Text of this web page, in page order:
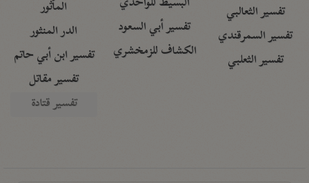
تفسير الثعالبي
تفسير السمرقندي
تفسير الثعلبي
البسيط للواحدي
تفسير أبي السعود
الكشاف للزمخشري
المأثور
الدر المنثور
تفسير ابن أبي حاتم
تفسير مقاتل
تفسير قتادة